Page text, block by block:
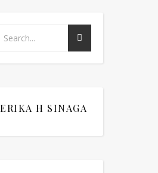
ERIKA H SINAGA